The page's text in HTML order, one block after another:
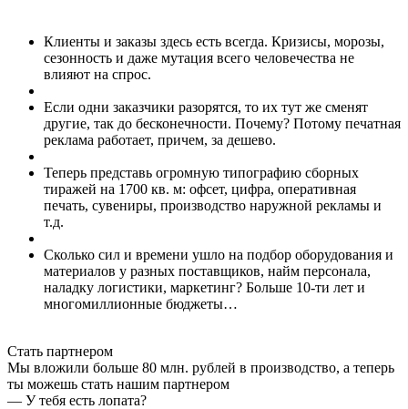
Клиенты и заказы здесь есть всегда. Кризисы, морозы,
сезонность и даже мутация всего человечества не
влияют на спрос.
Если одни заказчики разорятся, то их тут же сменят
другие, так до бесконечности. Почему? Потому печатная
реклама работает, причем, за дешево.
Теперь представь огромную типографию сборных
тиражей на 1700 кв. м: офсет, цифра, оперативная
печать, сувениры, производство наружной рекламы и
т.д.
Сколько сил и времени ушло на подбор оборудования и
материалов у разных поставщиков, найм персонала,
наладку логистики, маркетинг? Больше 10-ти лет и
многомиллионные бюджеты…
Стать партнером
Мы вложили больше 80 млн. рублей в производство, а теперь
ты можешь стать нашим партнером
— У тебя есть лопата?